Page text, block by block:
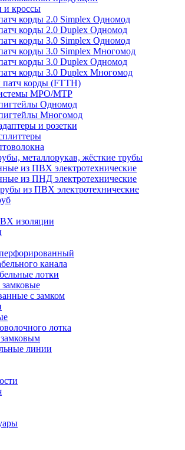
и кроссы
корды 2.0 Simplex Одномод
корды 2.0 Duplex Одномод
корды 3.0 Simplex Одномод
корды 3.0 Simplex Многомод
корды 3.0 Duplex Одномод
корды 3.0 Duplex Многомод
патч корды (FTTH)
MPO/MTP
Одномод
Многомод
и розетки
металлорукав, жёсткие трубы
из ПВХ электротехнические
из ПНД электротехнические
из ПВХ электротехнические
изоляции
канала
лотки
с замком
лотка
линии